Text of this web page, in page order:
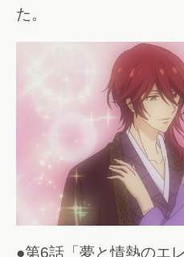
た。
●第6話「夢と情熱のエ